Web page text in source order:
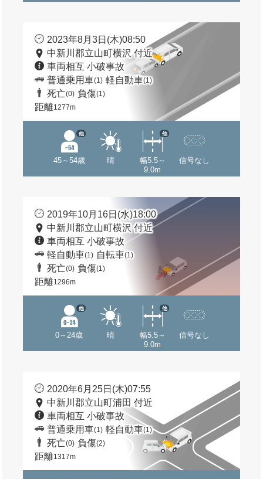
2023年8月3日(木)08:50
中新川郡立山町横沢 付近
車両相互 小破事故
普通乗用車(1) 軽自動車(1)
死亡(0) 負傷(1)
距離1277m
45～54歳
他
晴
幅5.5～
9.0m
他
信号なし
2019年10月16日(水)18:00
中新川郡立山町横沢 付近
車両相互 小破事故
軽自動車(1) 自転車(1)
死亡(0) 負傷(1)
距離1296m
0～24歳
他
晴
幅5.5～
9.0m
他
信号なし
2020年6月25日(木)07:55
中新川郡立山町浦田 付近
車両相互 小破事故
普通乗用車(1) 軽自動車(1)
死亡(0) 負傷(2)
距離1317m